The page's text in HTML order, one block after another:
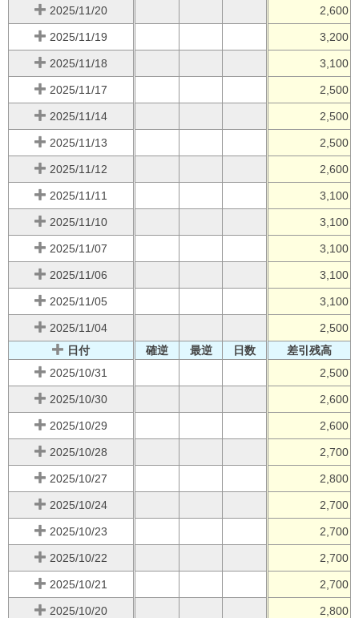
2025/11/20 2,600
2025/11/19 3,200
2025/11/18 3,100
2025/11/17 2,500
2025/11/14 2,500
2025/11/13 2,500
2025/11/12 2,600
2025/11/11 3,100
2025/11/10 3,100
2025/11/07 3,100
2025/11/06 3,100
2025/11/05 3,100
2025/11/04
2,500
日付
確逆 最逆 日数
差引残高
2025/10/31
2,500
2025/10/30 2,600
2025/10/29 2,600
2025/10/28 2,700
2025/10/27 2,800
2025/10/24 2,700
2025/10/23 2,700
2025/10/22 2,700
2025/10/21 2,700
2025/10/20 2,800